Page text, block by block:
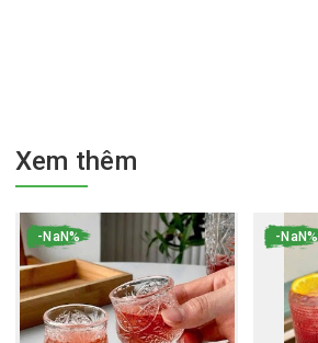
Xem thêm
-NaN% -NaN%